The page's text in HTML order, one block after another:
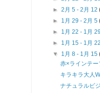
►2月 5 - 2月 12
► 1月 29 - 2月 5
► 1月 22 - 1月
► 1月 15 - 1月
▼ 1月 8 - 1月 15
赤×ラインテ
キラキラ大人
ナチュラルビ